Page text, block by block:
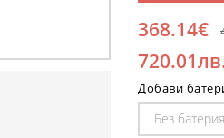
368.14€
Добави